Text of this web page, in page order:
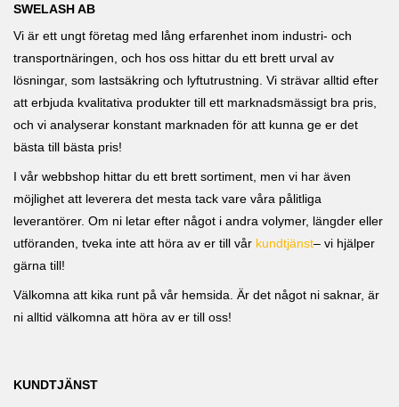
SWELASH AB
Vi är ett ungt företag med lång erfarenhet inom industri- och
transportnäringen, och hos oss hittar du ett brett urval av
lösningar, som lastsäkring och lyftutrustning. Vi strävar alltid efter
att erbjuda kvalitativa produkter till ett marknadsmässigt bra pris,
och vi analyserar konstant marknaden för att kunna ge er det
bästa till bästa pris!
I vår webbshop hittar du ett brett sortiment, men vi har även
möjlighet att leverera det mesta tack vare våra pålitliga
leverantörer. Om ni letar efter något i andra volymer, längder eller
utföranden, tveka inte att höra av er till vår kundtjänst– vi hjälper
gärna till!
Välkomna att kika runt på vår hemsida. Är det något ni saknar, är
ni alltid välkomna att höra av er till oss!
KUNDTJÄNST